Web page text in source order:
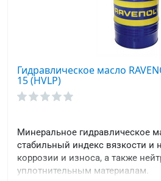
Гидравлическое масло
15 (HVLP)
Минеральное гидравлическое
стабильный индекс вязкости и
коррозии и износа, а также
уплотнительным материалам.